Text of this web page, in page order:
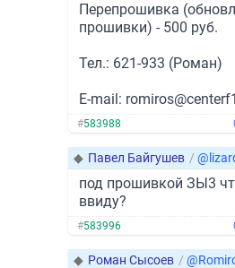
Перепрошивка
прошивки) - 500 руб.
Тел.: 621-933 (Роман)
E-mail:
#583988
◆ Павел Байгушев /
под прошивкой ЗЫ3
ввиду?
#583996
◆ Роман Сысоев /